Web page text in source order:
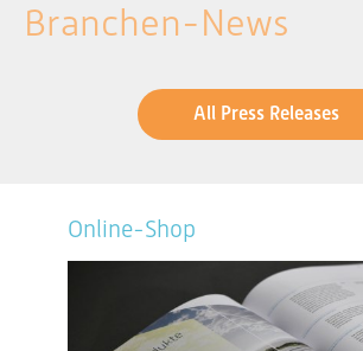
Branchen-News
All Press Releases
Online-Shop